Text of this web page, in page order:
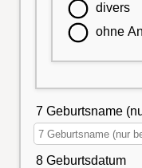
divers
ohne
7 Geburtsname
8 Geburtsdatum